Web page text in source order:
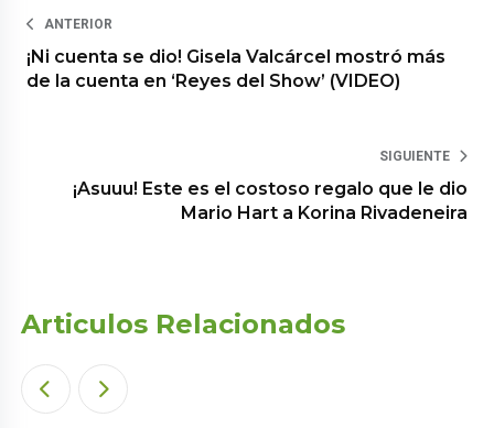
ANTERIOR
¡Ni cuenta se dio! Gisela Valcárcel mostró más
de la cuenta en ‘Reyes del Show’ (VIDEO)
SIGUIENTE
¡Asuuu! Este es el costoso regalo que le dio
Mario Hart a Korina Rivadeneira
Articulos Relacionados